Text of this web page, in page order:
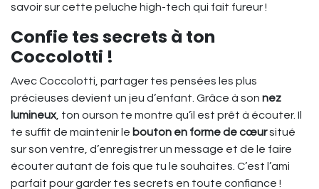
savoir sur cette peluche high-tech qui fait fureur !
Confie tes secrets à ton
Coccolotti !
Avec Coccolotti, partager tes pensées les plus
précieuses devient un jeu d’enfant. Grâce à son nez
lumineux, ton ourson te montre qu’il est prêt à écouter. Il
te suffit de maintenir le bouton en forme de cœursitué
sur son ventre, d’enregistrer un message et de le faire
écouter autant de fois que tu le souhaites. C’est l’ami
parfait pour garder tes secrets en toute confiance !